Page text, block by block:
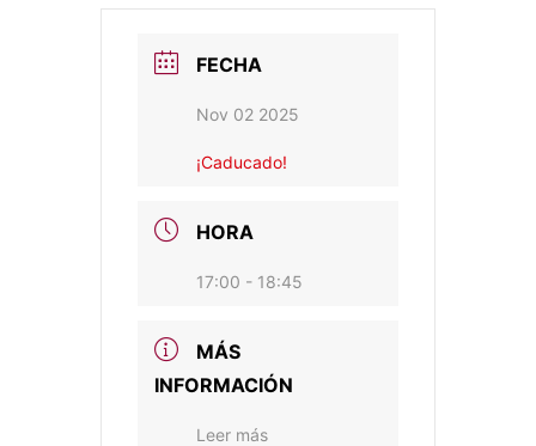
FECHA
Nov 02 2025
¡Caducado!
HORA
17:00 - 18:45
MÁS
INFORMACIÓN
Leer más